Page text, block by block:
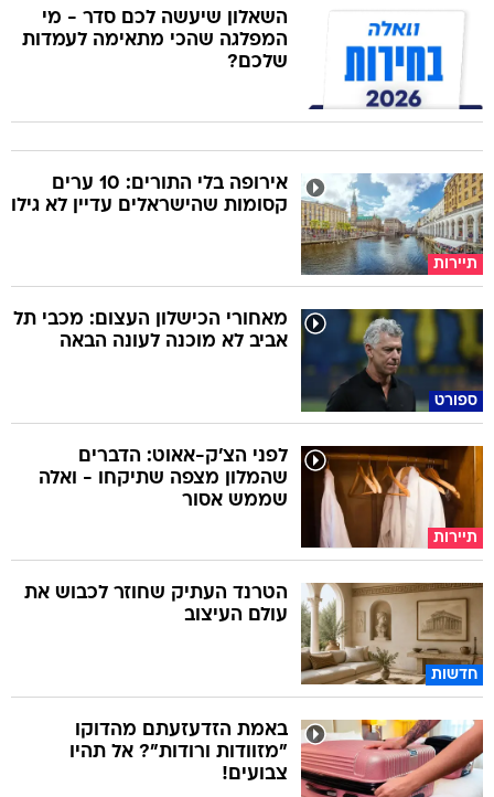
השאלון שיעשה לכם סדר - מי
המפלגה שהכי מתאימה לעמדות
שלכם?
תיירות
אירופה בלי התורים: 10 ערים
קסומות שהישראלים עדיין לא גילו
ספורט
מאחורי הכישלון העצום: מכבי תל
אביב לא מוכנה לעונה הבאה
תיירות
לפני הצ'ק-אאוט: הדברים
שהמלון מצפה שתיקחו - ואלה
שממש אסור
חדשות
הטרנד העתיק שחוזר לכבוש את
עולם העיצוב
באמת הזדעזעתם מהדוקו
"מזוודות ורודות"? אל תהיו
צבועים!